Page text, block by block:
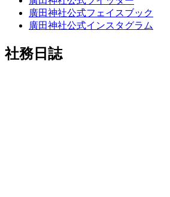
廣田神社公式フェイスブック
廣田神社公式インスタグラム
社務日誌